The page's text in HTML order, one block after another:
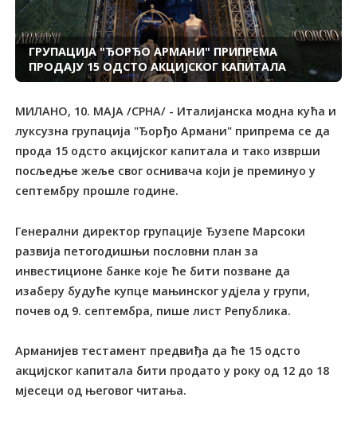
ГРУПАЦИЈА "ЂОРЂО АРМАНИ" ПРИПРЕМА
ПРОДАЈУ 15 ОДСТО АКЦИЈСКОГ КАПИТАЛА
МИЛАНО, 10. МАЈА /СРНА/ - Италијанска модна кућа и
луксузна групација "Ђорђо Армани" припрема се да
прода 15 одсто акцијског капитала и тако изврши
посљедње жеље свог оснивача који је преминуо у
септембру прошле године.
Генерални директор групације Ђузепе Марсоки
развија петогодишњи пословни план за
инвестиционе банке које ће бити позване да
изаберу будуће купце мањинског удјела у групи,
почев од 9. септембра, пише лист Република.
Арманијев тестамент предвиђа да ће 15 одсто
акцијског капитала бити продато у року од 12 до 18
мјесеци од његовог читања.